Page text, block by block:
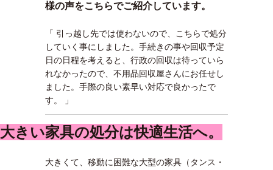
様の声をこちらでご紹介しています。
「 引っ越し先では使わないので、こちらで処分
していく事にしました。手続きの事や回収予定
日の日程を考えると、行政の回収は待っていら
れなかったので、不用品回収屋さんにお任せし
ました。手際の良い素早い対応で良かったで
す。 」
大きい家具の処分は快適生活へ。
大きくて、移動に困難な大型の家具（タンス・